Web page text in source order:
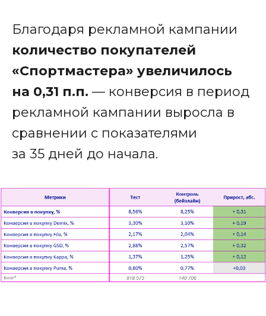
Благодаря рекламной кампании
количество покупателей
«Спортмастера» увеличилось
на 0,31 п.п. — конверсия в период
рекламной кампании выросла в
сравнении с показателями
за 35 дней до начала.